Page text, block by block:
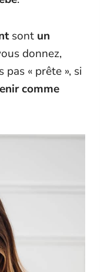
sont un
donnez,
pas « prête », si
comme